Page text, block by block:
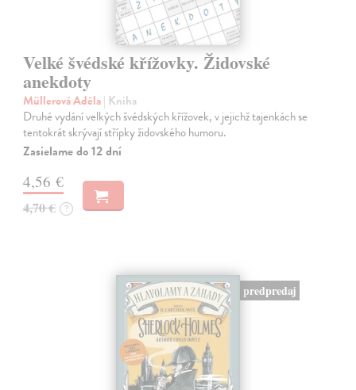
Velké švédské křížovky. Židovské
anekdoty
Müllerová Adéla| Kniha
Druhé vydání velkých švédských křížovek, v jejichž tajenkách se
tentokrát skrývají střípky židovského humoru.
Zasielame do 12 dní
4,56 €
4,70 € ?
predpredaj